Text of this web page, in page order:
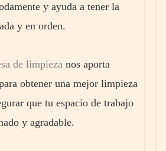
y ayuda a tener la
y en orden.
de limpieza nos aporta
obtener una mejor limpieza
que tu espacio de trabajo
y agradable.